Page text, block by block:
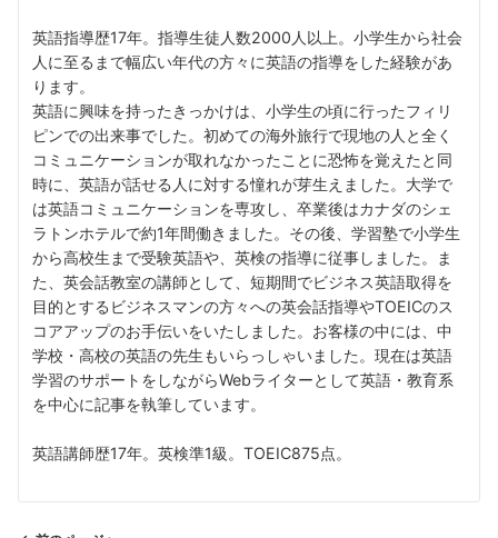
英語指導歴17年。指導生徒人数2000人以上。小学生から社会
人に至るまで幅広い年代の方々に英語の指導をした経験があ
ります。
英語に興味を持ったきっかけは、小学生の頃に行ったフィリ
ピンでの出来事でした。初めての海外旅行で現地の人と全く
コミュニケーションが取れなかったことに恐怖を覚えたと同
時に、英語が話せる人に対する憧れが芽生えました。大学で
は英語コミュニケーションを専攻し、卒業後はカナダのシェ
ラトンホテルで約1年間働きました。その後、学習塾で小学生
から高校生まで受験英語や、英検の指導に従事しました。ま
た、英会話教室の講師として、短期間でビジネス英語取得を
目的とするビジネスマンの方々への英会話指導やTOEICのス
コアアップのお手伝いをいたしました。お客様の中には、中
学校・高校の英語の先生もいらっしゃいました。現在は英語
学習のサポートをしながらWebライターとして英語・教育系
を中心に記事を執筆しています。
英語講師歴17年。英検準1級。TOEIC875点。